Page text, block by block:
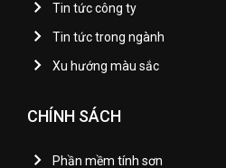
Tin tức công ty
Tin tức trong ngành
Xu hướng màu sắc
CHÍNH SÁCH
Phần mềm tính sơn